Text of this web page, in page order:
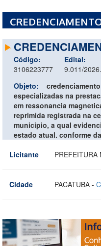
Código:
3106223777
Edital:
9.011/
Objeto:
especializadas na
em ressonancia
reprimida registrada na
municipio, a qual
estado atual. conforme
Licitante
PREFEITURA
Cidade PACATUBA -